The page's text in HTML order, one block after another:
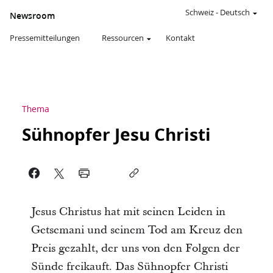
Newsroom
Pressemitteilungen Ressourcen Kontakt
Schweiz- Deutsch
Thema
Sühnopfer Jesu Christi
Jesus Christus hat mit seinen Leiden in
Getsemani und seinem Tod am Kreuz den
Preis gezahlt, der uns von den Folgen der
Sünde freikauft. Das Sühnopfer Christi